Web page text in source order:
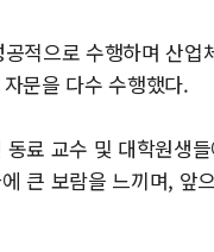
적으로 수행하며 산업
문을 다수 수행했다.
료 교수 및 대학원생
큰 보람을 느끼며, 앞